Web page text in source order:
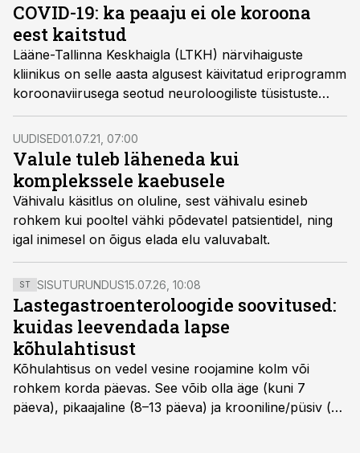
COVID-19: ka peaaju ei ole koroona
eest kaitstud
Lääne-Tallinna Keskhaigla (LTKH) närvihaiguste
kliinikus on selle aasta algusest käivitatud eriprogramm
koroonaviirusega seotud neuroloogiliste tüsistuste
uurimiseks ja raviks.
UUDISED01.07.21, 07:00
Valule tuleb läheneda kui
komplekssele kaebusele
Vähivalu käsitlus on oluline, sest vähivalu esineb
rohkem kui pooltel vähki põdevatel patsientidel, ning
igal inimesel on õigus elada elu valuvabalt.
ST SISUTURUNDUS15.07.26, 10:08
Lastegastroenteroloogide soovitused:
kuidas leevendada lapse
kõhulahtisust
Kõhulahtisus on vedel vesine roojamine kolm või
rohkem korda päevas. See võib olla äge (kuni 7
päeva), pikaajaline (8–13 päeva) ja krooniline/püsiv (>